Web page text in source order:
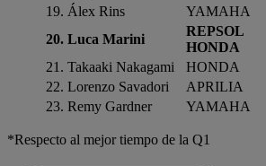
19. Álex Rins
YAMAHA
20. Luca Marini
REPSOL
HONDA
21. Takaaki Nakagami
HONDA
22. Lorenzo Savadori
APRILIA
23. Remy Gardner
YAMAHA
*Respecto al mejor tiempo de la Q1